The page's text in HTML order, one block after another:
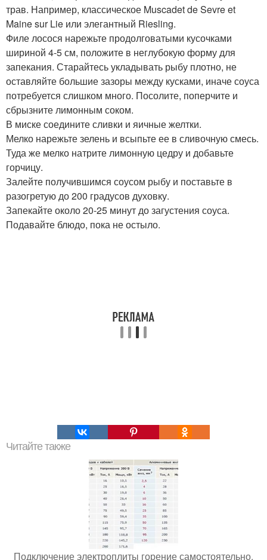
трав. Например, классическое Muscadet de Sevre et
Maine sur Lie или элегантный Riesling.
Филе лосося нарежьте продолговатыми кусочками
шириной 4-5 см, положите в неглубокую форму для
запекания. Старайтесь укладывать рыбу плотно, не
оставляйте большие зазоры между кусками, иначе соуса
потребуется слишком много. Посолите, поперчите и
сбрызните лимонным соком.
В миске соедините сливки и яичные желтки.
Мелко нарежьте зелень и всыпьте ее в сливочную смесь.
Туда же мелко натрите лимонную цедру и добавьте
горчицу.
Залейте получившимся соусом рыбу и поставьте в
разогретую до 200 градусов духовку.
Запекайте около 20-25 минут до загустения соуса.
Подавайте блюдо, пока не остыло.
Читайте также
Подключение электроплиты горение самостоятельно.